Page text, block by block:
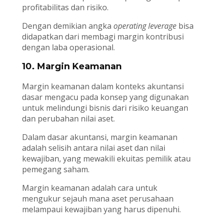
profitabilitas dan risiko.
Dengan demikian angka operating leveragebisa
didapatkan dari membagi margin kontribusi
dengan laba operasional.
10. Margin Keamanan
Margin keamanan dalam konteks akuntansi
dasar mengacu pada konsep yang digunakan
untuk melindungi bisnis dari risiko keuangan
dan perubahan nilai aset.
Dalam dasar akuntansi, margin keamanan
adalah selisih antara nilai aset dan nilai
kewajiban, yang mewakili ekuitas pemilik atau
pemegang saham.
Margin keamanan adalah cara untuk
mengukur sejauh mana aset perusahaan
melampaui kewajiban yang harus dipenuhi.